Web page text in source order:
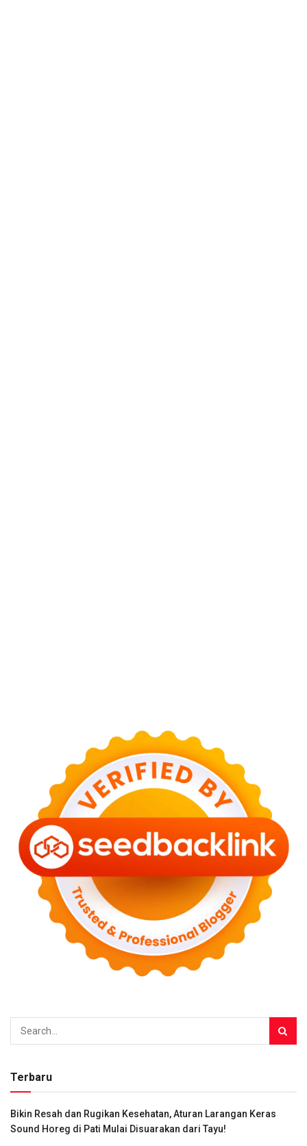
Terbaru
Bikin Resah dan Rugikan Kesehatan, Aturan Larangan Keras
Sound Horeg di Pati Mulai Disuarakan dari Tayu!